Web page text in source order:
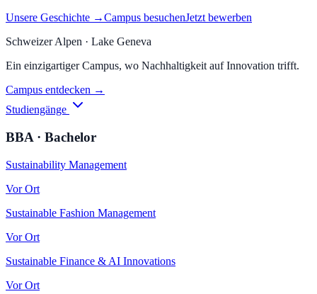
Unsere Geschichte →Campus besuchenJetzt bewerben
Schweizer Alpen · Lake Geneva
Ein einzigartiger Campus, wo Nachhaltigkeit auf Innovation trifft.
Campus entdecken →
Studiengänge
BBA · Bachelor
Sustainability Management
Vor Ort
Sustainable Fashion Management
Vor Ort
Sustainable Finance & AI Innovations
Vor Ort